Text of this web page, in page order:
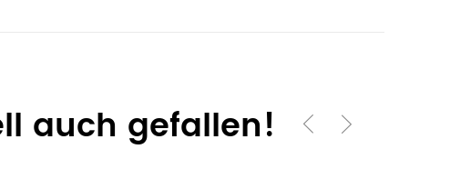
auch gefallen!